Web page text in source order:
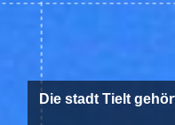
Die stadt Tielt